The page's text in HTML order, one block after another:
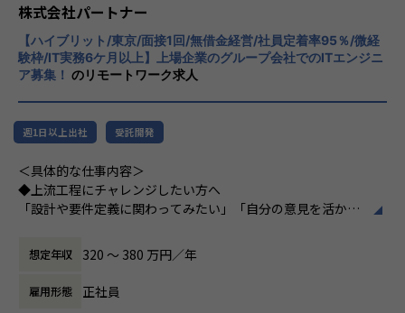
└日常的に連絡しやすく、安心して話せる関係性を構築。
・トラブル時は当日中に対応
└問題発生時は営業とアドバイザーが即対応し、迅速に調
整。
・勉強会・交流会を年2回実施
└他案件の社員ともつながれる場を用意。ナレッジ共有も活
発です。
会社の定める範囲
＜チーム組織構成＞
入社後は原則2名以上のチームに配属されるため、一人現場
や丸投げはないです。
また、経験値に応じて先輩がフォローに入り、定例MTGやチ
▼年齢構成
平均年齢32.5歳
▼定着率
95％（2024年8月時点／1年以内）
＜その他プロジェクト事例＞
・オンラインヨガプラットフォームの要件定義・設計（Rub
株式会社パートナー
【ハイブリット/東京/面接1回/無借金経営/社員定着率95％/微経
験枠/IT実務6ケ月以上】上場企業のグループ会社でのITエンジニ
ア募集！ のリモートワーク求人
週1日以上出社 受託開発
＜具体的な仕事内容＞
◆上流工程にチャレンジしたい方へ
「設計や要件定義に関わってみたい」「自分の意見を活かせ
そんな方には700社以上の中からスキルや希望に合う案件を
ご紹介しています。
たとえば、ヨガ配信アプリやECサイトの新規開発、クラウド
設計など、上流フェーズから関われる案件も豊富です。ま
想定年収 320 〜 380 万円／年
雇用形態 正社員